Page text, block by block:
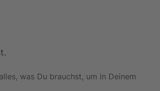
was Du brauchst, um in Deinem